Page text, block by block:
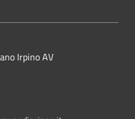
Irpino AV